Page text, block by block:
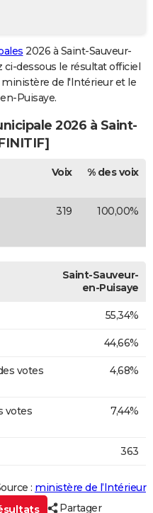
2026 à Saint-Sauveur-
dessous le résultat officiel
de l'Intérieur et le
Puisaye.
2026 à Saint-
Voix % des voix
319 100,00%
Saint-Sauveur-
en-Puisaye
55,34%
44,66%
votes
4,68%
votes
7,44%
363
: ministère de l’Intérieur
Partager